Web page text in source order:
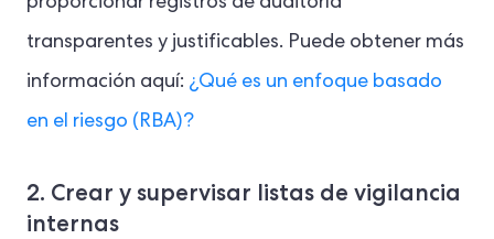
transparentes y justificables. Puede obtener más
información aquí: ¿Qué es un enfoque basado
en el riesgo (RBA)?
2. Crear y supervisar listas de vigilancia
internas